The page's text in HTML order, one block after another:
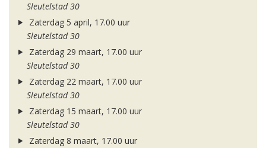
Sleutelstad 30
Zaterdag 5 april, 17.00 uur
Sleutelstad 30
Zaterdag 29 maart, 17.00 uur
Sleutelstad 30
Zaterdag 22 maart, 17.00 uur
Sleutelstad 30
Zaterdag 15 maart, 17.00 uur
Sleutelstad 30
Zaterdag 8 maart, 17.00 uur